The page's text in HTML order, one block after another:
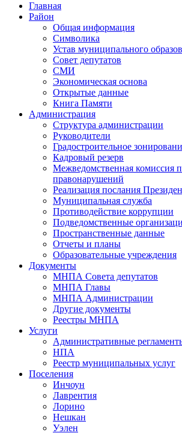
Главная
Район
Общая информация
Символика
Устав муниципального
Совет депутатов
СМИ
Экономическая основа
Открытые данные
Книга Памяти
Администрация
Структура администрации
Руководители
Градостроительное
Кадровый резерв
Межведомственная комиссия
правонарушений
Реализация послания
Муниципальная служба
Противодействие коррупции
Подведомственные
Пространственные данные
Отчеты и планы
Образовательные учреждения
Документы
МНПА Совета депутатов
МНПА Главы
МНПА Администрации
Другие документы
Реестры МНПА
Услуги
Административные
НПА
Реестр муниципальных услуг
Поселения
Инчоун
Лаврентия
Лорино
Нешкан
Уэлен